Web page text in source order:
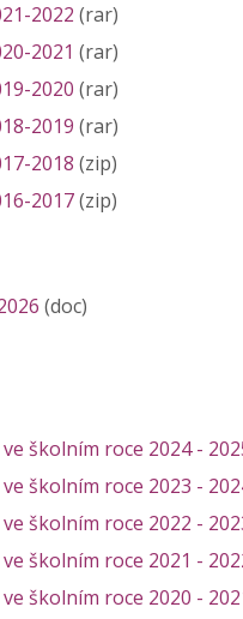
2022 (rar)
2021 (rar)
2020 (rar)
2019 (rar)
2018 (zip)
2017(zip)
(doc)
školním roce 2024 -
školním roce 2023 -
školním roce 2022 -
školním roce 2021 -
školním roce 2020 -